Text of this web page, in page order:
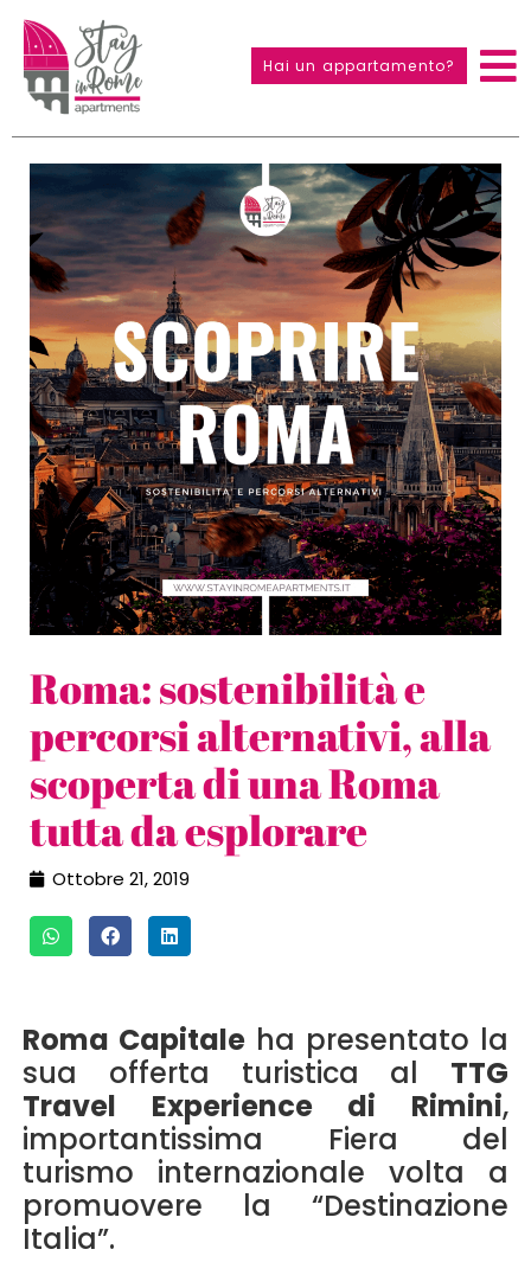
Hai un appartamento?
Roma: sostenibilità e
percorsi alternativi, alla
scoperta di una Roma
tutta da esplorare
Ottobre 21, 2019
Roma Capitale ha presentato la
sua offerta turistica al TTG
Travel Experience di Rimini,
importantissima Fiera del
turismo internazionale volta a
promuovere la “Destinazione
Italia”.